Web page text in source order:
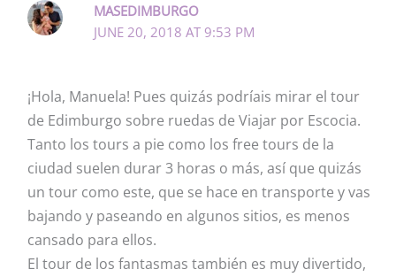
MASEDIMBURGO
JUNE 20, 2018 AT 9:53 PM
¡Hola, Manuela! Pues quizás podríais mirar el tour
de Edimburgo sobre ruedas de Viajar por Escocia.
Tanto los tours a pie como los free tours de la
ciudad suelen durar 3 horas o más, así que quizás
un tour como este, que se hace en transporte y vas
bajando y paseando en algunos sitios, es menos
cansado para ellos.
El tour de los fantasmas también es muy divertido,